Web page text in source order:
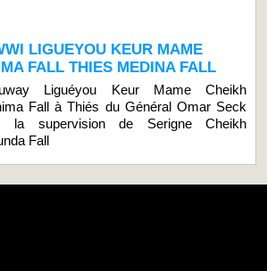
LIGUEYOU KEUR MAME
FALL THIES MEDINA FALL
Liguéyou Keur Mame Cheikh
Fall à Thiés du Général Omar Seck
la supervision de Serigne Cheikh
Fall